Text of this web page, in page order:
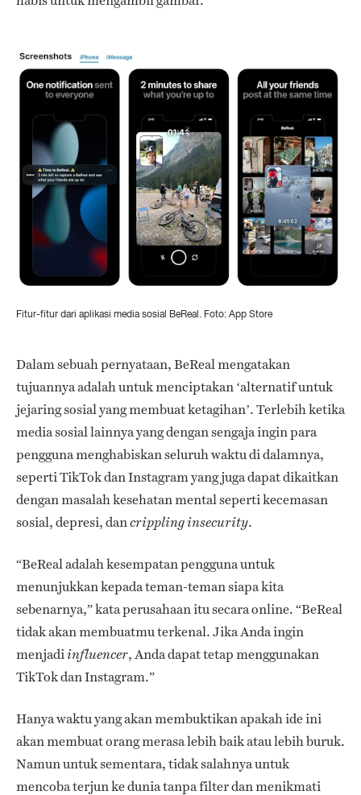
Fitur-fitur dari aplikasi media sosial BeReal. Foto: App Store
Dalam sebuah pernyataan, BeReal mengatakan
tujuannya adalah untuk menciptakan ‘alternatif untuk
jejaring sosial yang membuat ketagihan’. Terlebih ketika
media sosial lainnya yang dengan sengaja ingin para
pengguna menghabiskan seluruh waktu di dalamnya,
seperti TikTok dan Instagram yang juga dapat dikaitkan
dengan masalah kesehatan mental seperti kecemasan
sosial, depresi, dancrippling insecurity.
“BeReal adalah kesempatan pengguna untuk
menunjukkan kepada teman-teman siapa kita
sebenarnya,” kata perusahaan itu secara online. “BeReal
tidak akan membuatmu terkenal. Jika Anda ingin
menjadiinfluencer, Anda dapat tetap menggunakan
TikTok dan Instagram.”
Hanya waktu yang akan membuktikan apakah ide ini
akan membuat orang merasa lebih baik atau lebih buruk.
Namun untuk sementara, tidak salahnya untuk
mencoba terjun ke dunia tanpa filter dan menikmati